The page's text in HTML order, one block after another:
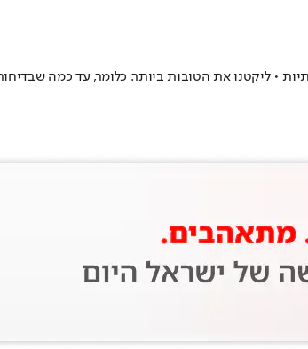
• ליקטנו את הטובות ביותר. כלומר, עד כמה